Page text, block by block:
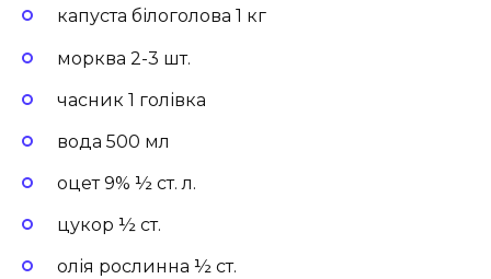
капуста білоголова 1 кг
морква 2-3 шт.
часник 1 голівка
вода 500 мл
оцет 9% ½ ст. л.
цукор ½ ст.
олія рослинна ½ ст.